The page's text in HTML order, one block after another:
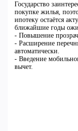
Государство
покупке жилья,
ипотеку остаётся
ближайшие годы
- Повышение
- Расширение
автоматически.
- Введение
вычет.